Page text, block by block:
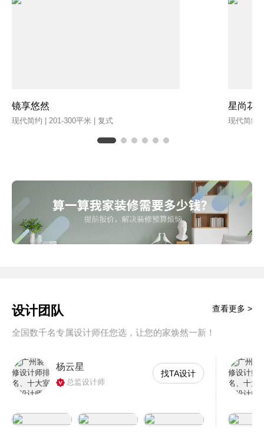
镜享悠然
现代简约 | 201-300平米 | 复式
星尚花
现代简约
设计团队
全国数千名专属设计师任您选，让您的家焕然一新！
查看更多 >
杨云星
总监设计师
找TA设计